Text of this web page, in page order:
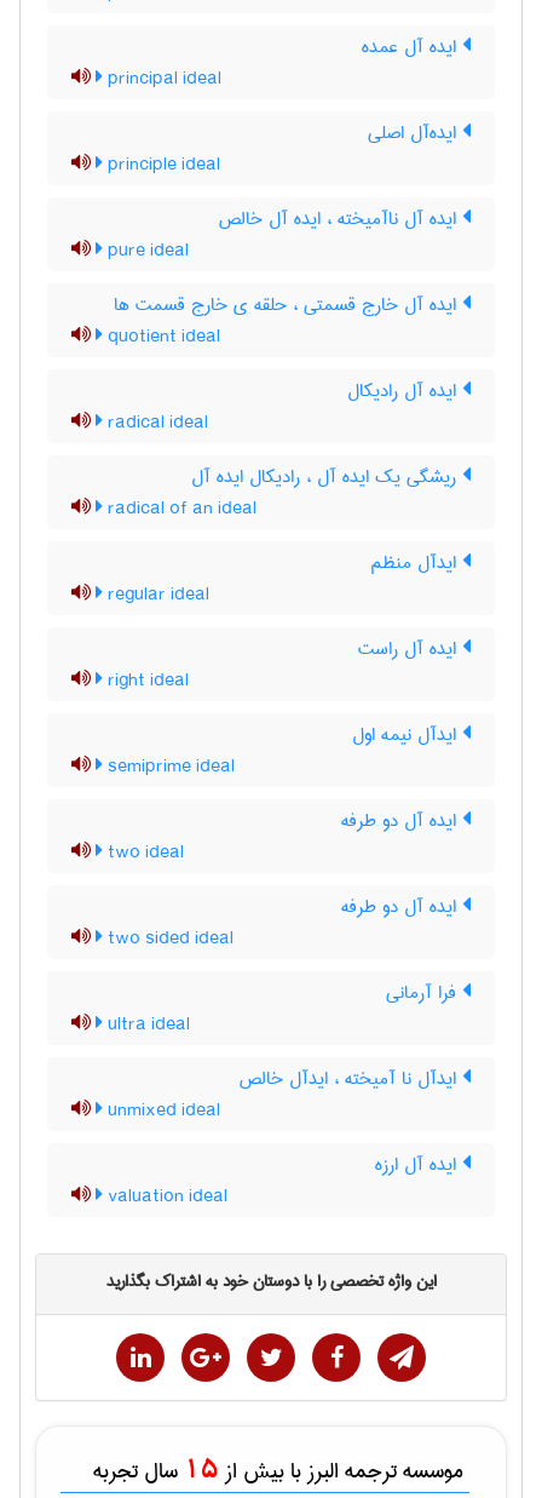
ایده آل عمده
principal ideal
ایده‌آل اصلی
principle ideal
ایده آل ناآمیخته ، ایده آل خالص
pure ideal
ایده آل خارج قسمتی ، حلقه ی خارج قسمت ها
quotient ideal
ایده آل رادیکال
radical ideal
ریشگی یک ایده آل ، رادیکال ایده آل
radical of an ideal
ایدآل منظم
regular ideal
ایده آل راست
right ideal
ایدآل نیمه اول
semiprime ideal
ایده آل دو طرفه
two ideal
ایده آل دو طرفه
two sided ideal
فرا آرمانی
ultra ideal
ایدآل نا آمیخته ، ایدآل خالص
unmixed ideal
ایده آل ارزه
valuation ideal
این واژه تخصصی را با دوستان خود به اشتراک بگذارید
موسسه ترجمه البرز با بیش از 15 سال تجربه